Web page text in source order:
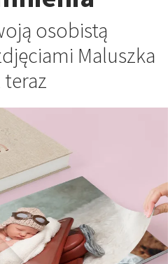
osobistą
Maluszka
teraz